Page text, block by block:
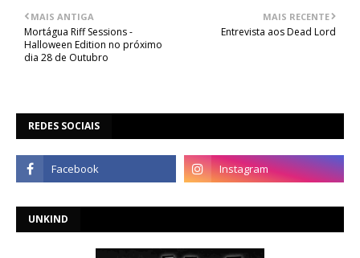
MAIS RECENTE
Entrevista aos Dead Lord
MAIS ANTIGA
Mortágua Riff Sessions -
Halloween Edition no próximo
dia 28 de Outubro
REDES SOCIAIS
UNKIND